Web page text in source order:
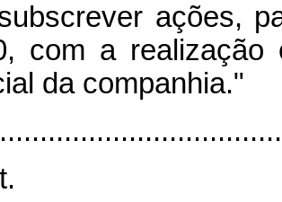
ações,
com a realização
da companhia."